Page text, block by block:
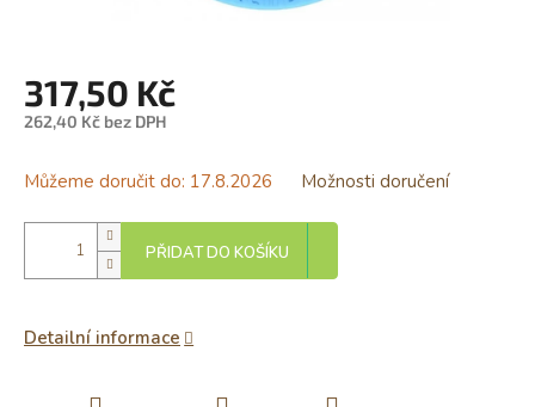
317,50 Kč
262,40 Kč bez DPH
cena:
Můžeme doručit do: 17.8.2026 Možnosti doručení
PŘIDAT DO KOŠÍKU
Detailní informace